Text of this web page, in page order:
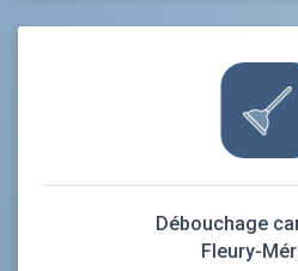
Débouchage
Fleury-